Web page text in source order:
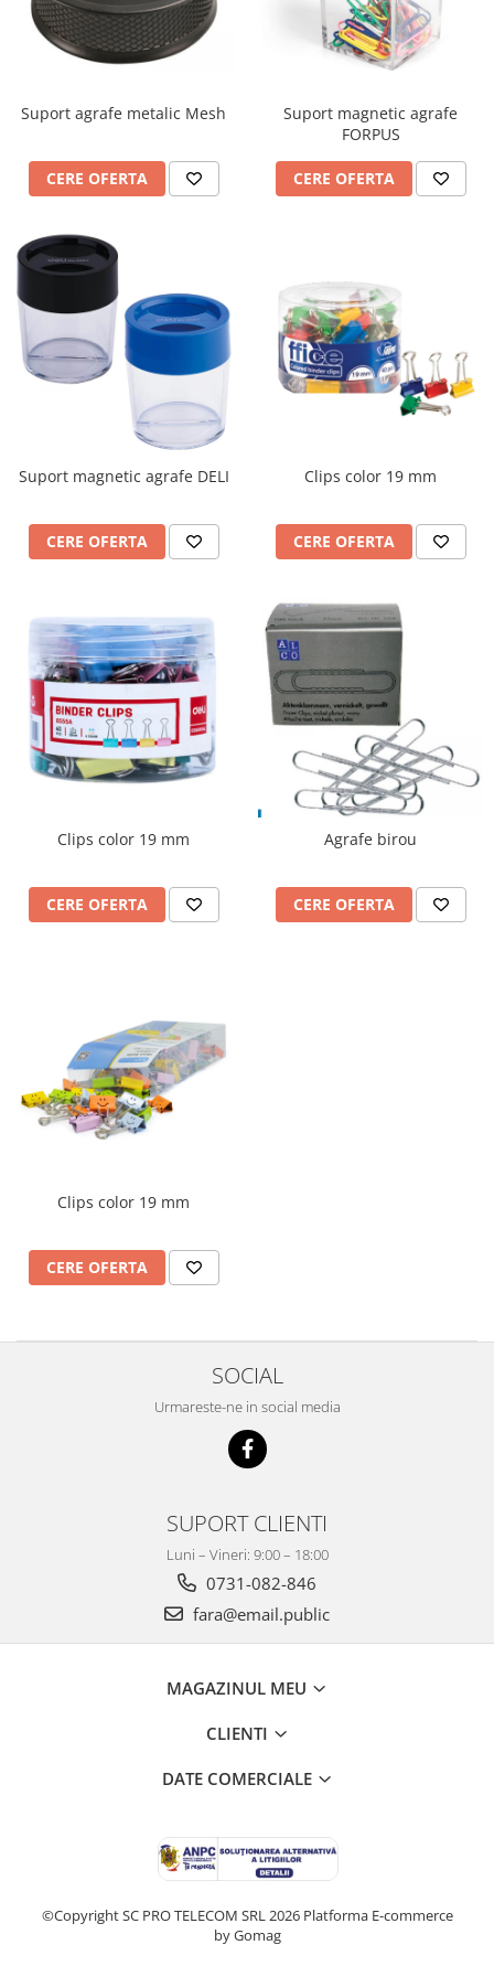
Dulapuri si Cuiere
Mobilier Scolar
Scaune Scolare
Dulapuri,Biblioteci si Cuiere
Catedre si mese
Mobilier Universitar
Pupitre Seminarii
Scaune si Fotolii
Catedre,Mese,Birouri
Mobilier Laboratoare
Materiale Didactice
Materiale Didactice si Jocuri
Matematica
Jocuri
Truse de experimente pentru copii
Dezvoltare socio-emotionala
Dezvoltarea cognitiva
Globuri
Hărți gigant
Materiale Didactice Clasele
Primare(0-4)
Matematica si stiinte ale naturii
Educatie civica
Harti geografice
Matematica
Informatica
Istorie
Chimie
Educatie Civica
Lipici si Benzi Adezive
Stilouri,Pixuri,Rollere
Produse din Hartie
Etichete autocolante
Accesorii pentru birou
Capsatoare,Decapsatoare,Perforatoare
Suport agrafe metalic Mesh
CERE OFERTA
Suport magnetic agrafe
FORPUS
CERE OFERTA
Suport magnetic agrafe DELI
CERE OFERTA
Clips color 19 mm
CERE OFERTA
Clips color 19 mm
CERE OFERTA
Agrafe birou
CERE OFERTA
Clips color 19 mm
CERE OFERTA
SOCIAL
Urmareste-ne in social media
SUPORT CLIENTI
Luni – Vineri: 9:00 – 18:00
0731-082-846
fara@email.public
MAGAZINUL MEU
CLIENTI
DATE COMERCIALE
©Copyright SC PRO TELECOM SRL 2026 Platforma E-commerce
by Gomag